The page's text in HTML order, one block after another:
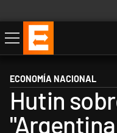
Economía
Política
Internacional
Actualidad
Descargá la App
ECONOMÍA NACIONAL
Hutin